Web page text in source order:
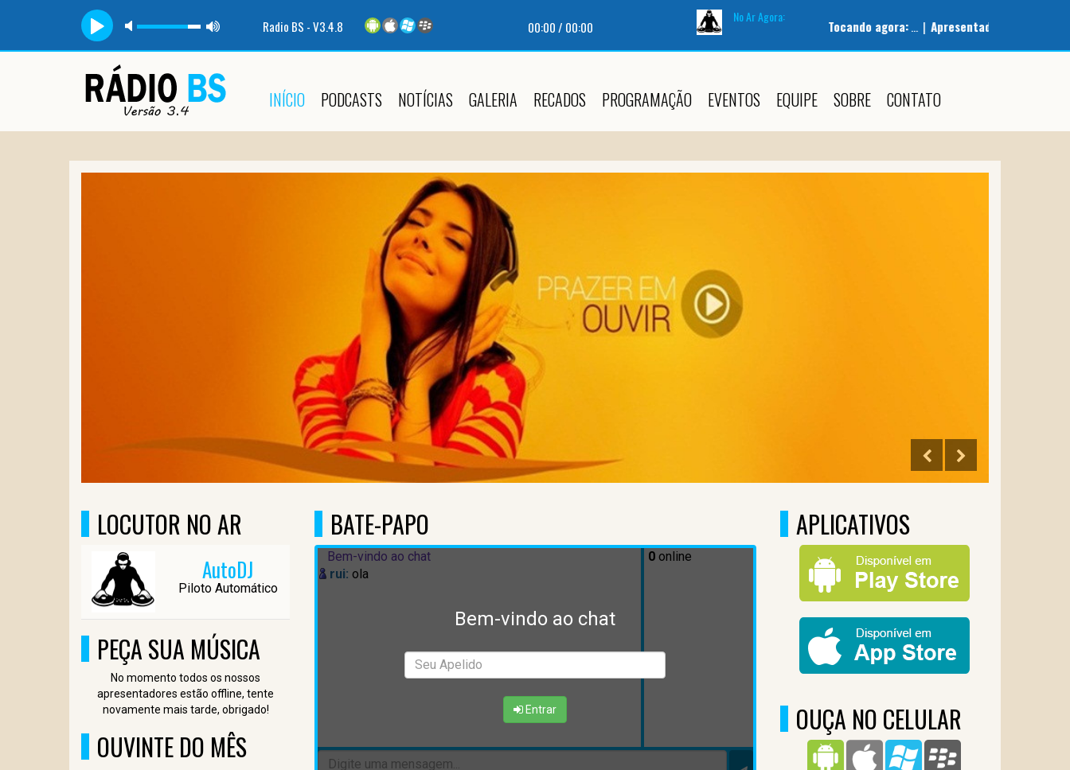
Radio BS - V3.4.8 00:00/ 00:00
No Ar Agora:
Tocando agora:... |Apresentador:AutoDJ |Programa:
INÍCIO PODCASTS NOTÍCIAS GALERIA RECADOS PROGRAMAÇÃO EVENTOS EQUIPE SOBRE CONTATO
LOCUTOR NO AR
AutoDJ
Piloto Automático
PEÇA SUA MÚSICA
No momento todos os nossos
apresentadores estão offline, tente
novamente mais tarde, obrigado!
OUVINTE DO MÊS
BATE-PAPO
Bem-vindo ao chat
Entrar
Bem-vindo ao chat
rui: ola
0online
APLICATIVOS
OUÇA NO CELULAR